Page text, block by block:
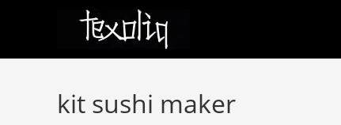
kit sushi maker